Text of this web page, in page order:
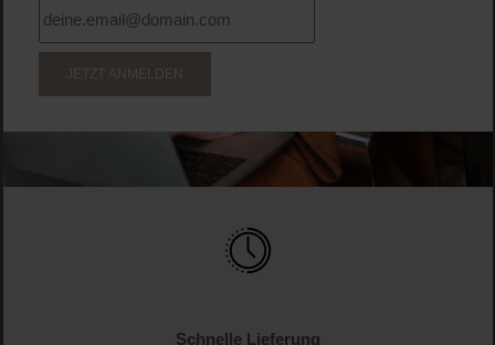
JETZT ANMELDEN
Schnelle Lieferung